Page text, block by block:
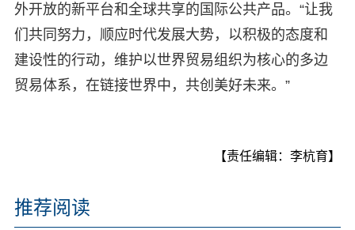
外开放的新平台和全球共享的国际公共产品。“让我
们共同努力，顺应时代发展大势，以积极的态度和
建设性的行动，维护以世界贸易组织为核心的多边
贸易体系，在链接世界中，共创美好未来。”
【责任编辑：李杭育】
推荐阅读